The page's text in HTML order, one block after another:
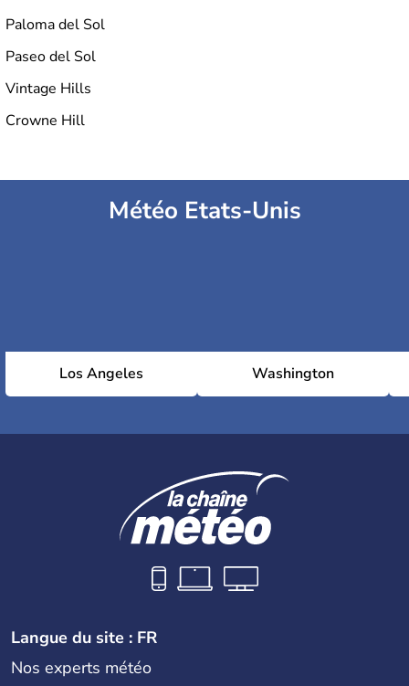
Paloma del Sol
Paseo del Sol
Vintage Hills
Crowne Hill
Météo Etats-Unis
Los Angeles Washington
Langue du site : FR
Nos experts météo